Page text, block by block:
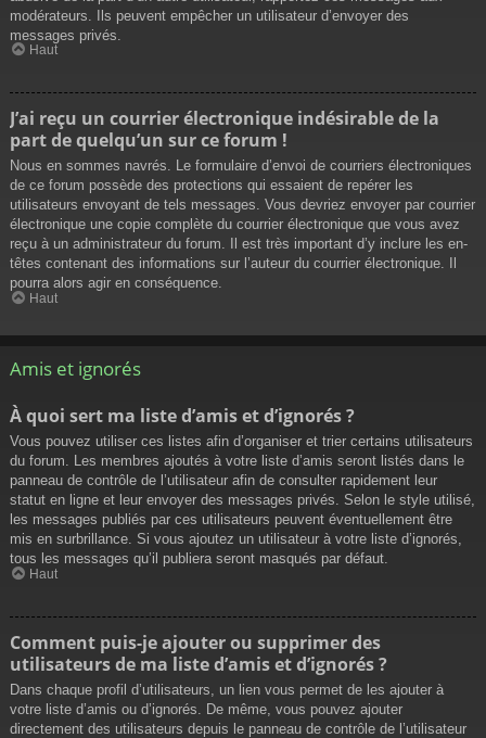
modérateurs. Ils peuvent empêcher un utilisateur d’envoyer des
messages privés.
Haut
J’ai reçu un courrier électronique indésirable de la
part de quelqu’un sur ce forum !
Nous en sommes navrés. Le formulaire d’envoi de courriers électroniques
de ce forum possède des protections qui essaient de repérer les
utilisateurs envoyant de tels messages. Vous devriez envoyer par courrier
électronique une copie complète du courrier électronique que vous avez
reçu à un administrateur du forum. Il est très important d’y inclure les en-
têtes contenant des informations sur l’auteur du courrier électronique. Il
pourra alors agir en conséquence.
Haut
Amis et ignorés
À quoi sert ma liste d’amis et d’ignorés ?
Vous pouvez utiliser ces listes afin d’organiser et trier certains utilisateurs
du forum. Les membres ajoutés à votre liste d’amis seront listés dans le
panneau de contrôle de l’utilisateur afin de consulter rapidement leur
statut en ligne et leur envoyer des messages privés. Selon le style utilisé,
les messages publiés par ces utilisateurs peuvent éventuellement être
mis en surbrillance. Si vous ajoutez un utilisateur à votre liste d’ignorés,
tous les messages qu’il publiera seront masqués par défaut.
Haut
Comment puis-je ajouter ou supprimer des
utilisateurs de ma liste d’amis et d’ignorés ?
Dans chaque profil d’utilisateurs, un lien vous permet de les ajouter à
votre liste d’amis ou d’ignorés. De même, vous pouvez ajouter
directement des utilisateurs depuis le panneau de contrôle de l’utilisateur